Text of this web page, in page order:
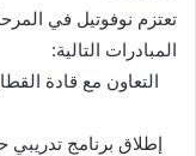
تعتزم نوفوتيل في
المبادرات التالية: